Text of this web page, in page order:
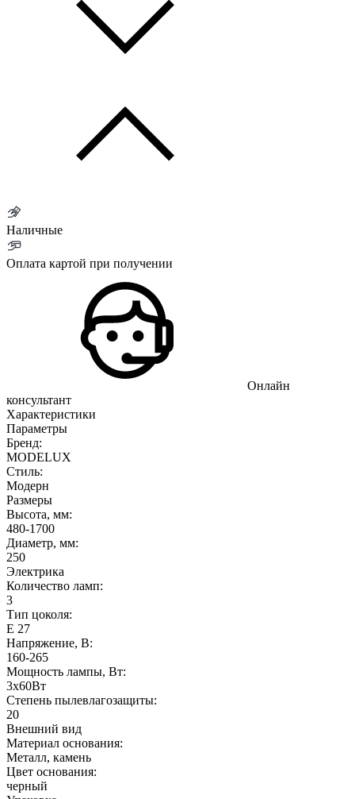
Наличные
Оплата картой при получении
Онлайн
консультант
Характеристики
Параметры
Бренд:
MODELUX
Стиль:
Модерн
Размеры
Высота, мм:
480-1700
Диаметр, мм:
250
Электрика
Количество ламп:
3
Тип цоколя:
Е 27
Напряжение, В:
160-265
Мощность лампы, Вт:
3x60Вт
Степень пылевлагозащиты:
20
Внешний вид
Материал основания:
Металл, камень
Цвет основания:
черный